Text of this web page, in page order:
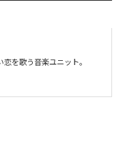
を歌う音楽ユニット。